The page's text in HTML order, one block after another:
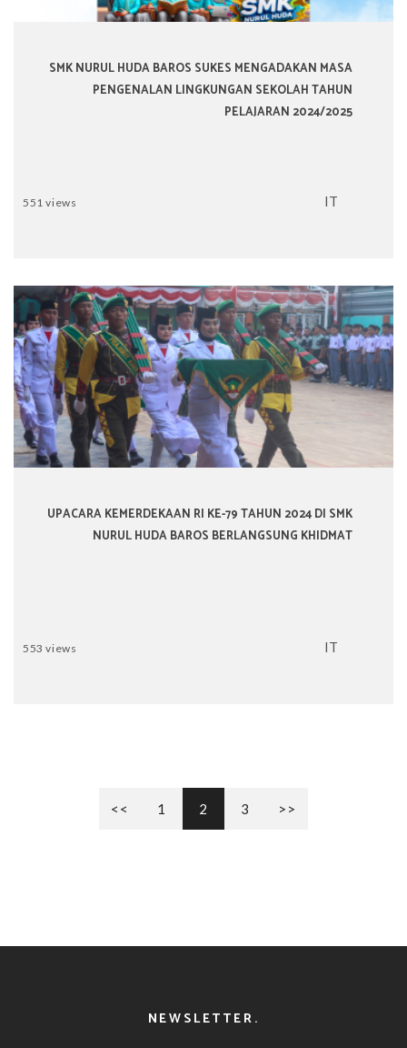
SMK NURUL HUDA BAROS SUKES MENGADAKAN MASA
PENGENALAN LINGKUNGAN SEKOLAH TAHUN
PELAJARAN 2024/2025
IT
551 views
UPACARA KEMERDEKAAN RI KE-79 TAHUN 2024 DI SMK
NURUL HUDA BAROS BERLANGSUNG KHIDMAT
IT
553 views
<< 1 2 (CURRENT)
3 >>
NEWSLETTER.